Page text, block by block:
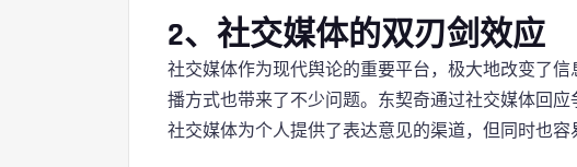
2、社交媒体的双刃剑效应
社交媒体作为现代舆论的重要平台，极大地改变了
播方式也带来了不少问题。东契奇通过社交媒体回应
社交媒体为个人提供了表达意见的渠道，但同时也容